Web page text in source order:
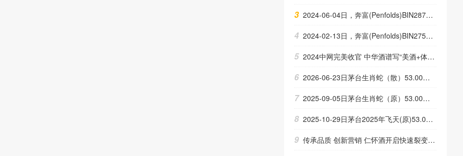
3 2024-06-04日，奔富(Penfolds)BIN28750ML14.50度酒每瓶的价格是多少呢？
4 2024-02-13日，奔富(Penfolds)BIN2750ML14.50度酒每瓶的价格是多少呢？
5 2024中网完美收官 中华酒谱写“美酒+体育”跨界新高度
6 2026-06-23日茅台生肖蛇（散）53.00度酒价格为2,060一瓶，下跌 20元
7 2025-09-05日茅台生肖蛇（原）53.00度酒价格为1,900一瓶，下跌 20元
8 2025-10-29日茅台2025年飞天(原)53.00度酒价格为1,700一瓶，下跌 15元
9 传承品质 创新营销 仁怀酒开启快速裂变新模式